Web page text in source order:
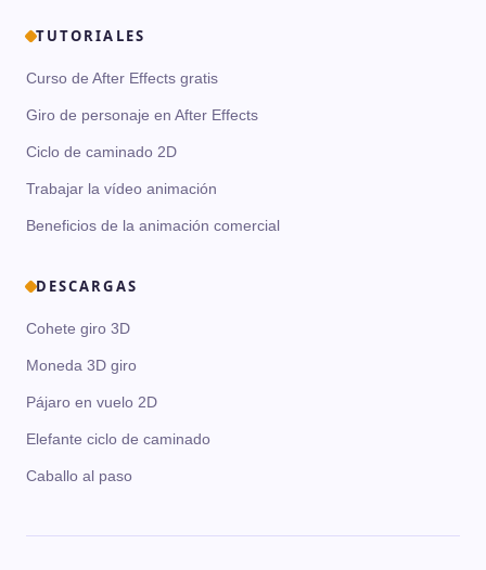
TUTORIALES
Curso de After Effects gratis
Giro de personaje en After Effects
Ciclo de caminado 2D
Trabajar la vídeo animación
Beneficios de la animación comercial
DESCARGAS
Cohete giro 3D
Moneda 3D giro
Pájaro en vuelo 2D
Elefante ciclo de caminado
Caballo al paso